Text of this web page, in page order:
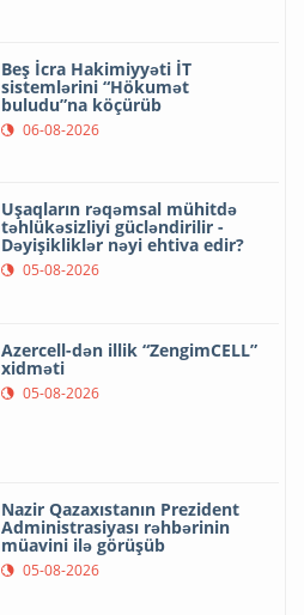
Beş İcra Hakimiyyəti İT
sistemlərini “Hökumət
buludu”na köçürüb
06-08-2026
Uşaqların rəqəmsal mühitdə
təhlükəsizliyi gücləndirilir -
Dəyişikliklər nəyi ehtiva edir?
05-08-2026
Azercell-dən illik “ZengimCELL”
xidməti
05-08-2026
Nazir Qazaxıstanın Prezident
Administrasiyası rəhbərinin
müavini ilə görüşüb
05-08-2026